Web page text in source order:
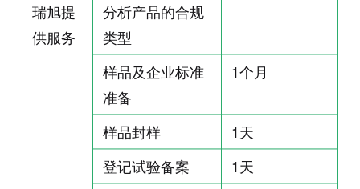
瑞旭提
供服务
分析产品的合规
类型
样品及企业标准
准备
1个月
样品封样 1天
登记试验备案
1天